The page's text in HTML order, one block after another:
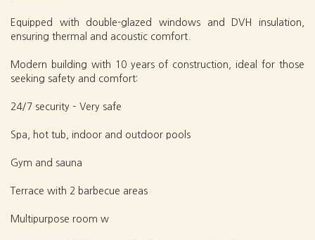
Equipped with double-glazed windows and DVH insulation,
ensuring thermal and acoustic comfort.
Modern building with 10 years of construction, ideal for those
seeking safety and comfort:
24/7 security – Very safe
Spa, hot tub, indoor and outdoor pools
Gym and sauna
Terrace with 2 barbecue areas
Multipurpose room w